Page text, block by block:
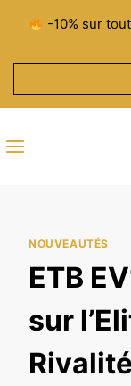
contenu
-10% sur
NOUVEAUTÉS
ETB
sur